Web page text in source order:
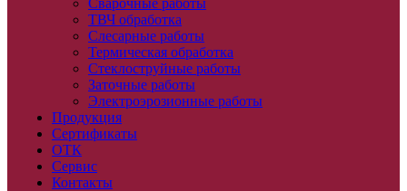
Сварочные работы
ТВЧ обработка
Слесарные работы
Термическая обработка
Стеклоструйные работы
Заточные работы
Электроэрозионные работы
Продукция
Сертификаты
ОТК
Сервис
Контакты